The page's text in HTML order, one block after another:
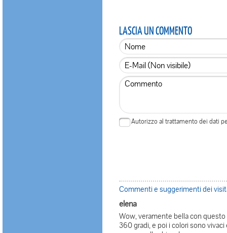
LASCIA UN COMMENTO
Autorizzo al trattamento dei dati
Commenti e suggerimenti dei
elena
Wow, veramente bella con
360 gradi, e poi i colori sono